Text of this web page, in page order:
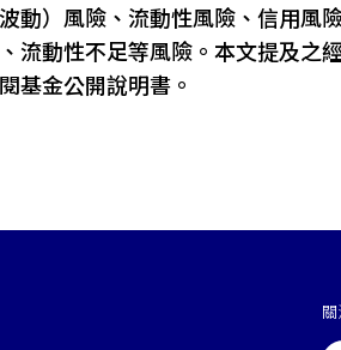
動）風險、流動性風險、信用風
流動性不足等風險。本文提及之
基金公開說明書。